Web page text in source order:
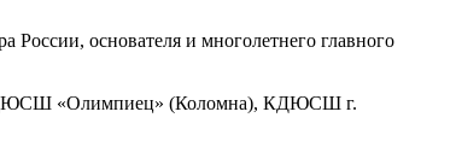
основателя и многолетнего главного
ДЮСШ «Олимпиец» (Коломна), КДЮСШ г.